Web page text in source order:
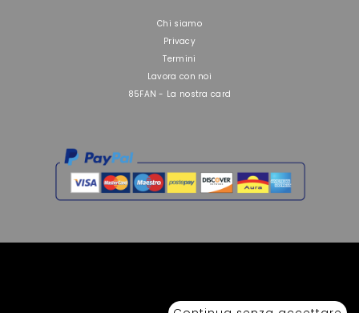
Chi siamo
Privacy
Termini
Lavora con noi
85FAN - La nostra card
anche parziale.